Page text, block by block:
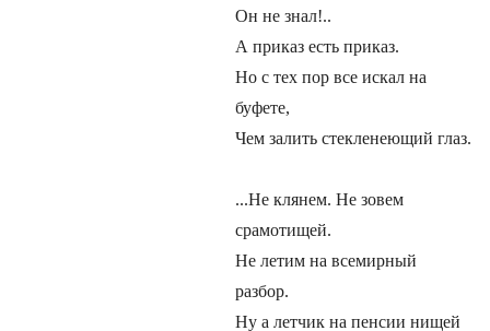
Он не знал!..
А приказ есть приказ.
Но с тех пор все искал на
буфете,
Чем залить стекленеющий глаз.
...Не клянем. Не зовем
срамотищей.
Не летим на всемирный
разбор.
Ну а летчик на пенсии нищей